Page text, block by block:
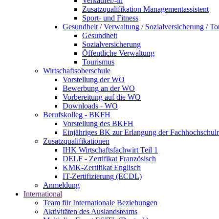
Zusatzqualifikation Managementassistent
Sport- und Fitness
Gesundheit / Verwaltung / Sozialversicherung /
Gesundheit
Sozialversicherung
Öffentliche Verwaltung
Tourismus
Wirtschaftsoberschule
Vorstellung der WO
Bewerbung an der WO
Vorbereitung auf die WO
Downloads - WO
Berufskolleg - BKFH
Vorstellung des BKFH
Einjähriges BK zur Erlangung der
Zusatzqualifikationen
IHK Wirtschaftsfachwirt Teil 1
DELF - Zertifikat Französisch
KMK-Zertifikat Englisch
IT-Zertifizierung (ECDL)
Anmeldung
International
Team für Internationale Beziehungen
Aktivitäten des Auslandsteams